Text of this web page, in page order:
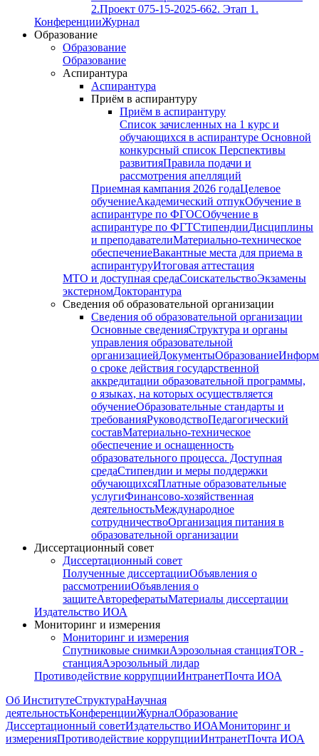
2.Проект 075-15-2025-662. Этап 1.
КонференцииЖурнал
Образование
Образование
Образование
Аспирантура
Аспирантура
Приём в аспирантуру
Приём в аспирантуру
Список зачисленных на 1 курс и
обучающихся в аспирантуре Основной
конкурсный список Перспективы
развитияПравила подачи и
рассмотрения апелляций
Приемная кампания 2026 годаЦелевое
обучениеАкадемический отпукОбучение в
аспирантуре по ФГОСОбучение в
аспирантуре по ФГТСтипендииДисциплины
и преподавателиМатериально-техническое
обеспечениеВакантные места для приема в
аспирантуруИтоговая аттестация
МТО и доступная средаСоискательствоЭкзамены
экстерномДокторантура
Сведения об образовательной организации
Сведения об образовательной организации
Основные сведенияСтруктура и органы
управления образовательной
организациейДокументыОбразование
о сроке действия государственной
аккредитации образовательной программы,
о языках, на которых осуществляется
обучениеОбразовательные стандарты и
требованияРуководствоПедагогический
составМатериально-техническое
обеспечение и оснащенность
образовательного процесса. Доступная
средаСтипендии и меры поддержки
обучающихсяПлатные образовательные
услугиФинансово-хозяйственная
деятельностьМеждународное
сотрудничествоОрганизация питания в
образовательной организации
Диссертационный совет
Диссертационный совет
Полученные диссертацииОбъявления о
рассмотренииОбъявления о
защитеАвторефератыМатериалы диссертации
Издательство ИОА
Мониторинг и измерения
Мониторинг и измерения
Спутниковые снимкиАэрозольная станцияTOR -
станцияАэрозольный лидар
Противодействие коррупцииИнтранетПочта ИОА
Об ИнститутеСтруктураНаучная
деятельностьКонференцииЖурналОбразование
Диссертационный советИздательство ИОАМониторинг и
измеренияПротиводействие коррупцииИнтранетПочта ИОА